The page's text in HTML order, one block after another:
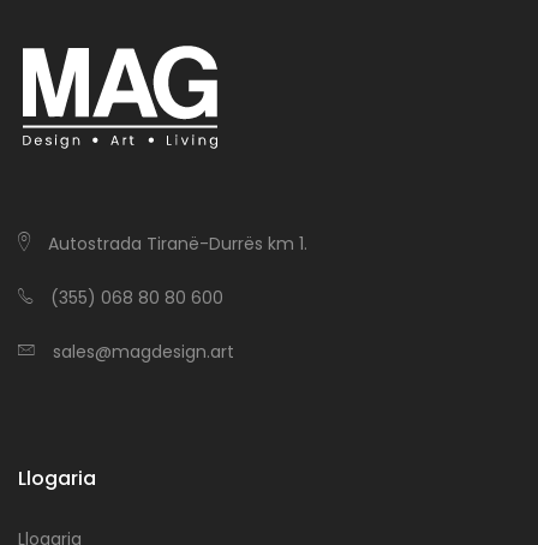
Autostrada Tiranë-Durrës km 1.
(355) 068 80 80 600
sales@magdesign.art
Llogaria
Llogaria